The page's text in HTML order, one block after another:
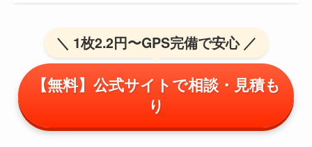
＼ 1枚2.2円〜GPS完備で安心 ／
【無料】公式サイトで相談・見積も
り